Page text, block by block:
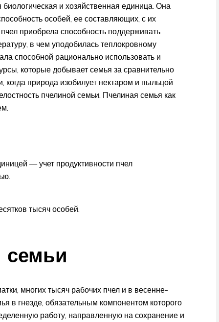
и хозяйственная единица. Она
особей, ее составляющих, с их
приобрела способность поддерживать
в чем уподобилась теплокровному
способной рационально использовать и
которые добывает семья за сравнительно
когда природа изобилует нектаром и пыльцой
пчелиной семьи. Пчелиная семья как
— учет продуктивности пчел
тысяч особей.
семьи
многих тысяч рабочих пчел и в весенне-
в гнезде, обязательным компонентом которого
работу, направленную на сохранение и